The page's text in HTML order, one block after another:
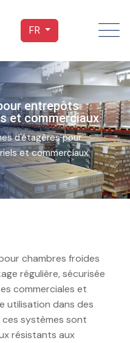
FR
entrepôts
et commerciaux
d'étagères pour
et commerciaux
chambres froides
régulière, sécurisée
commerciales et
utilisation dans des
systèmes sont
résistants aux